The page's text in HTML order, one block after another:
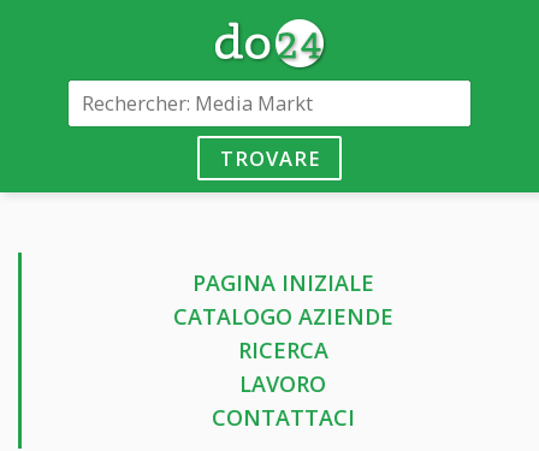
TROVARE
PAGINA INIZIALE
CATALOGO AZIENDE
RICERCA
LAVORO
CONTATTACI